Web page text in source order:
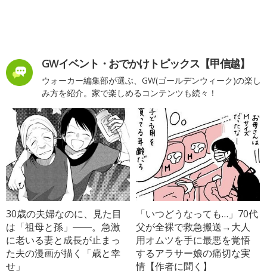
GWイベント・おでかけトピックス【甲信越】
ウォーカー編集部が選ぶ、GW(ゴールデンウィーク)の楽し
み方を紹介。家で楽しめるコンテンツも続々！
30歳の夫婦なのに、見た目
は「祖母と孫」――。急激
に老いる妻と成長が止まっ
た夫の漫画が描く「歳と幸
せ」
「いつどうなっても…」70代
父が全裸で救急搬送→大人
用オムツを手に最悪を覚悟
するアラサー娘の痛切な実
情【作者に聞く】